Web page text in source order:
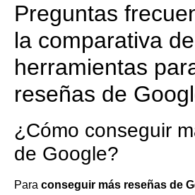
Preguntas
la comparativa de
herramientas
reseñas de
¿Cómo conseguir
de Google?
Para conseguir más reseñas de